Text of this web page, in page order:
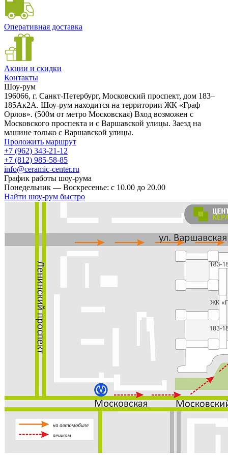
Оперативная доставка
Акции и скидки
Контакты
Шоу-рум
196066, г. Санкт-Петербург, Московский проспект, дом 183–
185Ак2А. Шоу-рум находится на территории ЖК «Граф
Орлов». (500м от метро Московская) Вход возможен с
Московского проспекта и с Варшавской улицы. Заезд на
машине только с Варшавской улицы.
Проложить маршрут
+7 (962) 343-21-12
+7 (812) 985-58-85
info@ceramic-center.ru
График работы шоу-рума
Понедельник — Воскресенье: с 10.00 до 20.00
Найти шоу-рум быстро